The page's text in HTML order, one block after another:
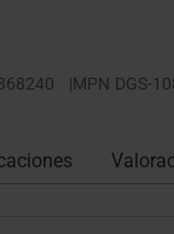
|MPN DGS-